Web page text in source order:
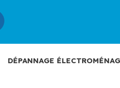
DÉPANNAGE